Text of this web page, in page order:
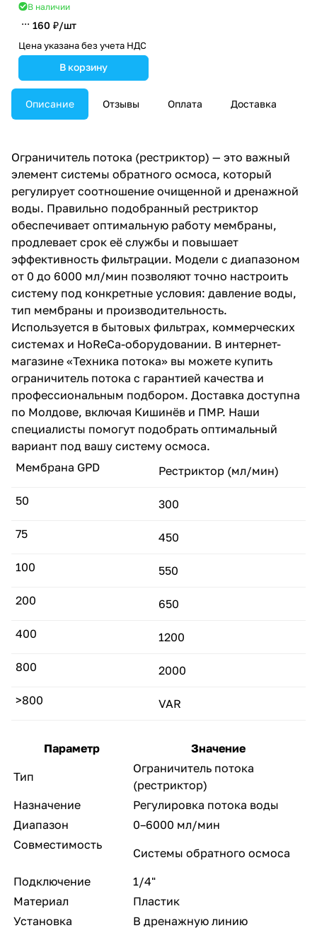
В наличии
160 ₽/шт
Цена указана без учета НДС
В корзину
Описание Отзывы Оплата Доставка
Ограничитель потока (рестриктор) — это важный
элемент системы обратного осмоса, который
регулирует соотношение очищенной и дренажной
воды. Правильно подобранный рестриктор
обеспечивает оптимальную работу мембраны,
продлевает срок её службы и повышает
эффективность фильтрации. Модели с диапазоном
от 0 до 6000 мл/мин позволяют точно настроить
систему под конкретные условия: давление воды,
тип мембраны и производительность.
Используется в бытовых фильтрах, коммерческих
системах и HoReCa-оборудовании. В интернет-
магазине «Техника потока» вы можете купить
ограничитель потока с гарантией качества и
профессиональным подбором. Доставка доступна
по Молдове, включая Кишинёв и ПМР. Наши
специалисты помогут подобрать оптимальный
вариант под вашу систему осмоса.
Рестриктор (мл/мин)
Мембрана GPD
300
50
450
75
550
100
650
200
1200
400
2000
800
VAR
>800
Параметр
Значение
Тип
Ограничитель потока
(рестриктор)
Назначение
Регулировка потока воды
Диапазон
0–6000 мл/мин
Совместимость
Системы обратного осмоса
Подключение
1/4"
Материал
Пластик
Установка
В дренажную линию